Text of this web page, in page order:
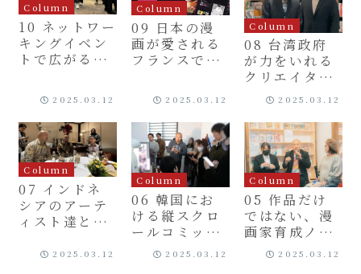
Column
10 ネットワー
キングイベン
トで広がる可
2025.03.12
Column
09 日本の漫
画が愛される
フランスで生
ームの可能性
2025.03.12
Column
08 台湾政府
が力をいれる
クリエイター
支援と台湾オ
リジナル漫画
2025.03.12
Column
07 インドネ
シアのアーテ
ィスト達との
2025.03.12
Column
06 韓国にお
ける縦スクロ
ールコミック
人材の教育プ
ログラム
2025.03.12
Column
05 作品だけ
ではない、漫
画家育成ノウ
ハウの世界展
2025.03.12